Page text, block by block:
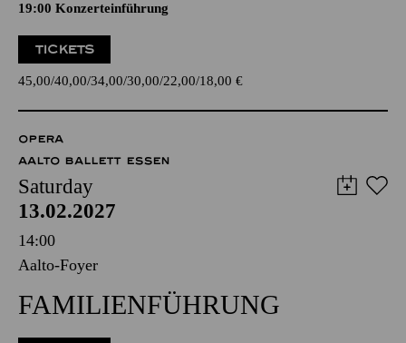
19:00 Konzerteinführung
TICKETS
45,00 40,00 34,00 30,00 22,00 18,00 €
OPERA
AALTO BALLETT ESSEN
Saturday
13.02.2027
14:00
Aalto-Foyer
FAMILIENFÜHRUNG